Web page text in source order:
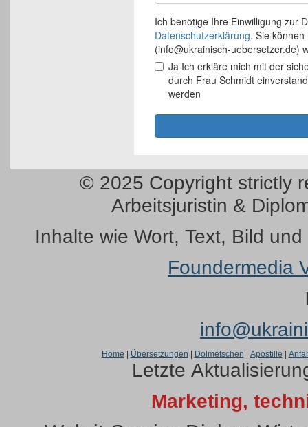
© 2025 Copyright strictly
Arbeitsjuristin &
Inhalte wie Wort, Text, Bild
Foundermedia
Home Übersetzungen Dolmetschen Apostille
Letzte
Marketing,